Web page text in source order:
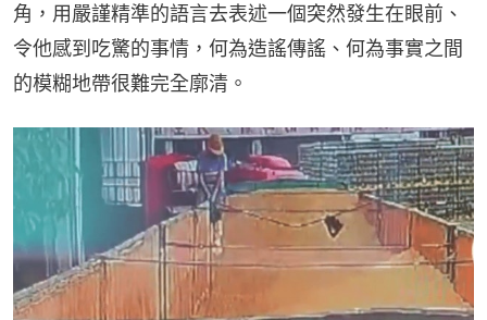
角，用嚴謹精準的語言去表述一個突然發生在眼前、
令他感到吃驚的事情，何為造謠傳謠、何為事實之間
的模糊地帶很難完全廓清。